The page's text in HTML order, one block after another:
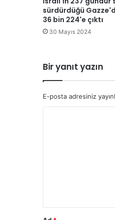
m
.
.
sürdürdüğü
36 bin 224'e çıktı
30 Mayıs 2024
Bir yanıt yazın
E-posta adresiniz